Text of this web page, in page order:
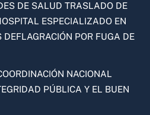
DE SALUD TRASLADO DE
ESPECIALIZADO EN
POR FUGA DE
NACIONAL
PÚBLICA Y EL BUEN